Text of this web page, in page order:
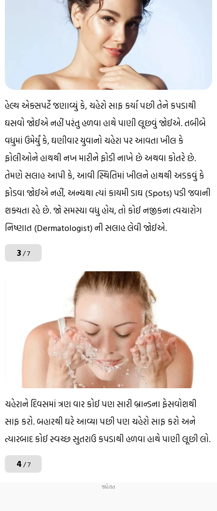
હેલ્થ એક્સપર્ટે જણાવ્યું કે, ચહેરો સાફ કર્યા પછી તેને કપડાથી
ઘસવો જોઈએ નહીં પરંતુ હળવા હાથે પાણી લૂછવું જોઈએ. તબીબે
વધુમાં ઉમેર્યું કે, ઘણીવાર યુવાનો ચહેરા પર આવતા ખીલ કે
ફોલીઓને હાથથી નખ મારીને ફોડી નાખે છે અથવા કોતરે છે.
તેમણે સલાહ આપી કે, આવી સ્થિતિમાં ખીલને હાથથી અડકવું કે
ફોડવા જોઈએ નહીં, અન્યથા ત્યાં કાયમી ડાઘ (Spots) પડી જવાની
શક્યતા રહે છે. જો સમસ્યા વધુ હોય, તો કોઈ નજીકના ત્વચારોગ
નિષ્ણાત (Dermatologist) ની સલાહ લેવી જોઈએ.
3/ 7
ચહેરાને દિવસમાં ત્રણ વાર કોઈ પણ સારી બ્રાન્ડના ફેસવોશથી
સાફ કરો. બહારથી ઘરે આવ્યા પછી પણ ચહેરો સાફ કરો અને
ત્યારબાદ કોઈ સ્વચ્છ સુતરાઉ કપડાથી હળવા હાથે પાણી લૂછી લો.
4/ 7